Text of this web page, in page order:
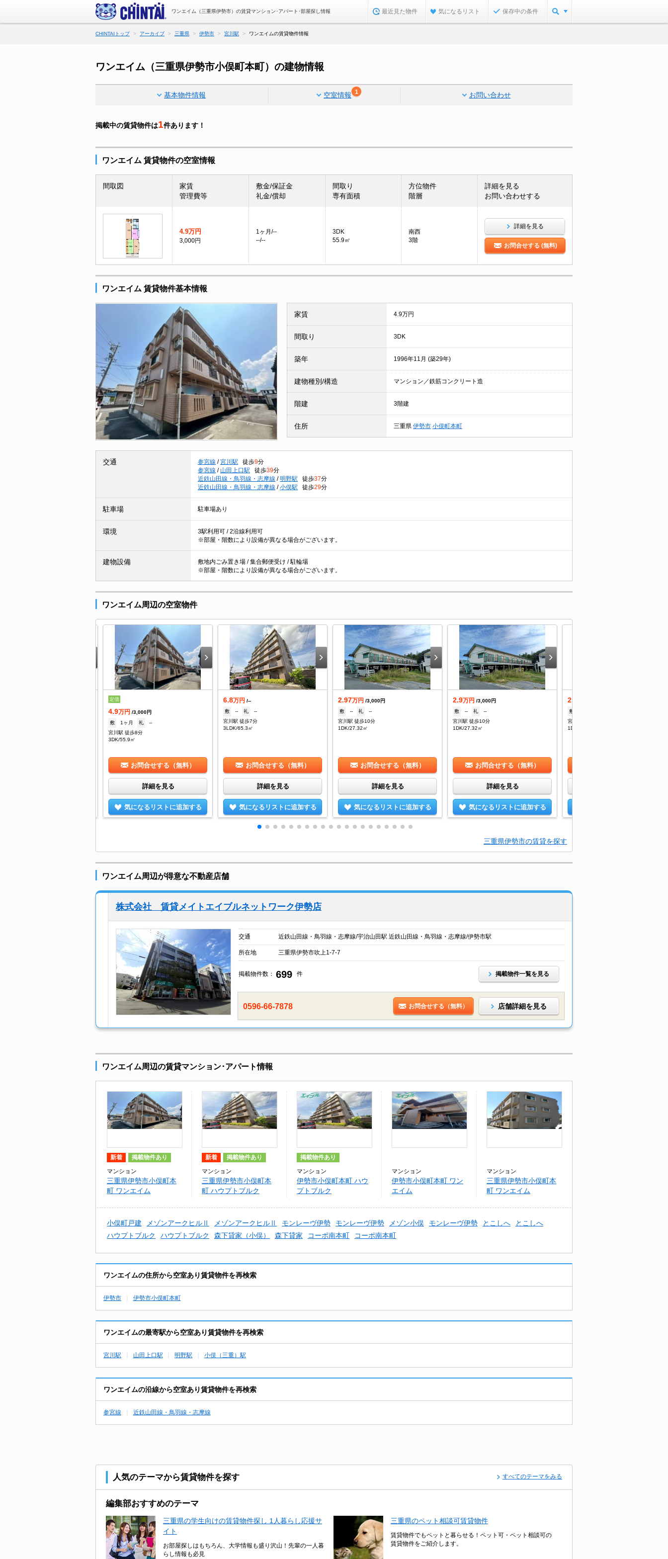
ワンエイム（三重県伊勢市）の賃貸マンション･アパート･部屋探し情報 最近見た物件 気になるリスト 保存中の条件
CHINTAIトップ アーカイブ 三重県 伊勢市 宮川駅 ワンエイムの賃貸物件情報
ワンエイム（三重県伊勢市小俣町本町）の建物情報
基本物件情報 空室情報 1 お問い合わせ
掲載中の賃貸物件は1件あります！
ワンエイム 賃貸物件の空室情報
間取図
家賃
管理費等
敷金/保証金
礼金/償却
間取り
専有面積
方位物件
階層
詳細を見る
お問い合わせする
4.9万円
3,000円
1ヶ月/--
--/--
3DK
55.9㎡
南西
3階
詳細を見る
お問合せする (無料)
ワンエイム 賃貸物件基本情報
家賃 4.9万円
間取り 3DK
築年 1996年11月 (築29年)
建物種別/構造 マンション／鉄筋コンクリート造
階建 3階建
住所 三重県 伊勢市 小俣町本町
交通 参宮線 / 宮川駅 徒歩9分
参宮線 / 山田上口駅 徒歩39分
近鉄山田線・鳥羽線・志摩線 / 明野駅 徒歩37分
近鉄山田線・鳥羽線・志摩線 / 小俣駅 徒歩29分
駐車場 駐車場あり
環境
3駅利用可 / 2沿線利用可
※部屋・階数により設備が異なる場合がございます。
建物設備
敷地内ごみ置き場 / 集合郵便受け / 駐輪場
※部屋・階数により設備が異なる場合がございます。
ワンエイム周辺の空室物件
定借
4.9万円 /3,000円
敷
1ヶ月 礼
--
宮川駅 徒歩8分
3DK/55.9㎡
お問合せする（無料）
詳細を見る
気になるリストに追加する
6.8万円 /--
敷
-- 礼
--
宮川駅 徒歩7分
3LDK/65.3㎡
お問合せする（無料）
詳細を見る
気になるリストに追加する
2.97万円 /3,000円
敷
-- 礼
--
宮川駅 徒歩10分
1DK/27.32㎡
お問合せする（無料）
詳細を見る
気になるリストに追加する
2.9万円 /3,000円
敷
-- 礼
--
宮川駅 徒歩10分
1DK/27.32㎡
お問合せする（無料）
詳細を見る
気になるリストに追加する
2.97
敷
宮川駅 徒歩10分
1DK/27.32㎡
三重県伊勢市の賃貸を探す
ワンエイム周辺が得意な不動産店舗
株式会社 賃貸メイトエイブルネットワーク伊勢店
交通 近鉄山田線・鳥羽線・志摩線/宇治山田駅 近鉄山田線・鳥羽線・志摩線/伊勢市駅
所在地 三重県伊勢市吹上1-7-7
掲載物件数： 699 件 掲載物件一覧を見る
0596-66-7878 お問合せする（無料） 店舗詳細を見る
ワンエイム周辺の賃貸マンション･アパート情報
新着 掲載物件あり
マンション
三重県伊勢市小俣町本
町 ワンエイム
新着 掲載物件あり
マンション
三重県伊勢市小俣町本
町 ハウプトブルク
掲載物件あり
マンション
伊勢市小俣町本町 ハウ
プトブルク
マンション
伊勢市小俣町本町 ワン
エイム
マンション
三重県伊勢市小俣町本
町 ワンエイム
小俣町戸建 メゾンアークヒルⅡ メゾンアークヒルⅡ モンレーヴ伊勢 モンレーヴ伊勢 メゾン小俣 モンレーヴ伊勢 とこしへ
とこしへ
ハウプトブルク
ハウプトブルク 森下貸家（小俣） 森下貸家 コーポ南本町 コーポ南本町
ワンエイムの住所から空室あり賃貸物件を再検索
伊勢市 伊勢市小俣町本町
ワンエイムの最寄駅から空室あり賃貸物件を再検索
宮川駅 山田上口駅 明野駅 小俣（三重）駅
ワンエイムの沿線から空室あり賃貸物件を再検索
参宮線 近鉄山田線・鳥羽線・志摩線
人気のテーマから賃貸物件を探す すべてのテーマをみる
編集部おすすめのテーマ
三重県の学生向けの賃貸物件探し 1人暮らし応援サ
イト
お部屋探しはもちろん、大学情報も盛り沢山！先輩の一人暮
らし情報も必見
三重県のペット相談可賃貸物件
賃貸物件でもペットと暮らせる！ペット可・ペット相談可の
賃貸物件をご紹介します。